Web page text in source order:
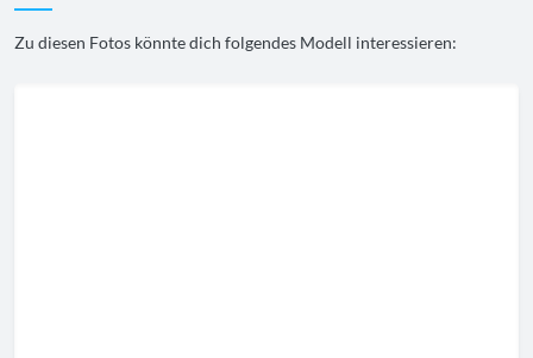
Zu diesen Fotos könnte dich folgendes Modell interessieren: